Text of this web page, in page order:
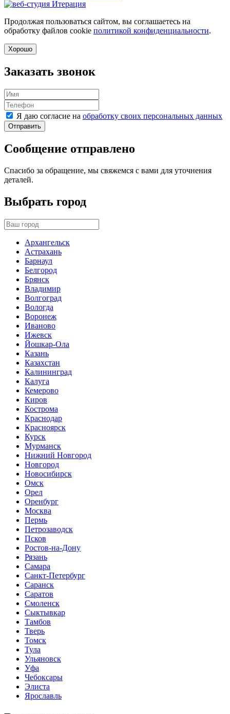
Продолжая пользоваться сайтом, вы соглашаетесь на
обработку файлов cookie политикой конфиденциальности.
Хорошо
Заказать звонок
Я даю согласие на обработку своих персональных данных
Отправить
Сообщение отправлено
Спасибо за обращение, мы свяжемся с вами для уточнения
деталей.
Выбрать город
Архангельск
Астрахань
Барнаул
Белгород
Брянск
Владимир
Волгоград
Вологда
Воронеж
Иваново
Ижевск
Йошкар-Ола
Казань
Казахстан
Калининград
Калуга
Кемерово
Киров
Кострома
Краснодар
Красноярск
Курск
Мурманск
Нижний Новгород
Новгород
Новосибирск
Омск
Орел
Оренбург
Москва
Пермь
Петрозаводск
Псков
Ростов-на-Дону
Рязань
Самара
Санкт-Петербург
Саранск
Саратов
Смоленск
Сыктывкар
Тамбов
Тверь
Томск
Тула
Ульяновск
Уфа
Чебоксары
Элиста
Ярославль